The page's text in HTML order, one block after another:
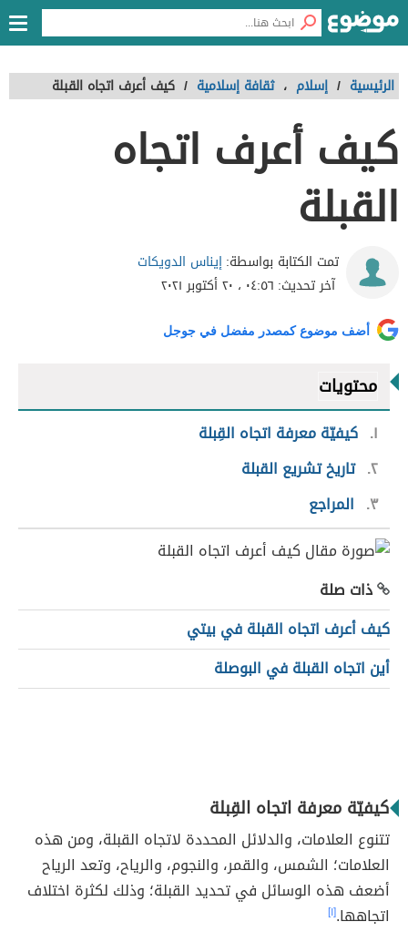
الرئيسية / إسلام ، ثقافة إسلامية / كيف أعرف اتجاه القبلة
كيف أعرف اتجاه
القبلة
تمت الكتابة بواسطة:إيناس الدويكات
آخر تحديث: ٠٤:٥٦ ، ٢٠ أكتوبر ٢٠٢١
أضف موضوع كمصدر مفضل في جوجل
محتويات
١ كيفيّة معرفة اتجاه القِبلة
٢ تاريخ تشريع القبلة
٣
المراجع
ذات صلة
كيف أعرف اتجاه القبلة في بيتي
أين اتجاه القبلة في البوصلة
كيفيّة معرفة اتجاه القِبلة
تتنوع العلامات، والدلائل المحددة لاتجاه القبلة، ومن هذه
العلامات؛ الشمس، والقمر، والنجوم، والرياح، وتعد الرياح
أضعف هذه الوسائل في تحديد القبلة؛ وذلك لكثرة اختلاف
اتجاهها.[١]